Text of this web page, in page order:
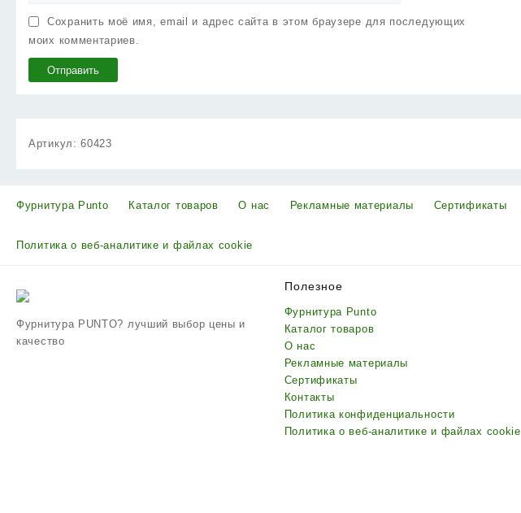
Сохранить моё имя, email и адрес сайта в этом браузере для последующих
моих комментариев.
Артикул:60423
Фурнитура Punto Каталог товаров О нас Рекламные материалы Сертификаты
Политика о веб-аналитике и файлах cookie
Фурнитура PUNTO? лучший выбор цены и
качество
Полезное
Фурнитура Punto
Каталог товаров
О нас
Рекламные материалы
Сертификаты
Контакты
Политика конфиденциальности
Политика о веб-аналитике и файлах cookie